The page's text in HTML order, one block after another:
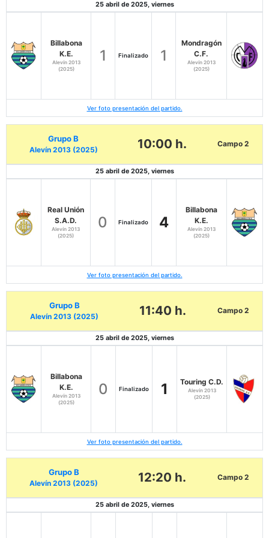
25 abril de 2025, viernes
Billabona
K.E.
Alevín 2013
(2025)
1 Finalizado 1
Mondragón
C.F.
Alevín 2013
(2025)
Ver foto presentación del partido.
Grupo B
Alevín 2013 (2025) 10:00 h. Campo 2
25 abril de 2025, viernes
Real Unión
S.A.D.
Alevín 2013
(2025)
0 Finalizado 4
Billabona
K.E.
Alevín 2013
(2025)
Ver foto presentación del partido.
Grupo B
Alevín 2013 (2025) 11:40 h. Campo 2
25 abril de 2025, viernes
Billabona
K.E.
Alevín 2013
(2025)
0 Finalizado 1 Touring C.D.
Alevín 2013
(2025)
Ver foto presentación del partido.
Grupo B
Alevín 2013 (2025) 12:20 h. Campo 2
25 abril de 2025, viernes